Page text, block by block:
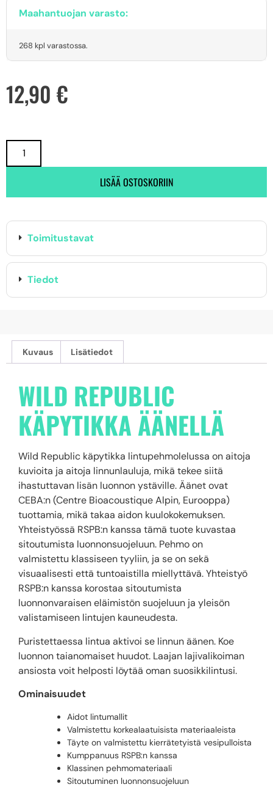
Maahantuojan varasto:
268 kpl varastossa.
12,90 €
LISÄÄ OSTOSKORIIN
Toimitustavat
Tiedot
Kuvaus Lisätiedot
WILD REPUBLIC
KÄPYTIKKA ÄÄNELLÄ
Wild Republic käpytikka lintupehmolelussa on aitoja
kuvioita ja aitoja linnunlauluja, mikä tekee siitä
ihastuttavan lisän luonnon ystäville. Äänet ovat
CEBA:n (Centre Bioacoustique Alpin, Eurooppa)
tuottamia, mikä takaa aidon kuulokokemuksen.
Yhteistyössä RSPB:n kanssa tämä tuote kuvastaa
sitoutumista luonnonsuojeluun. Pehmo on
valmistettu klassiseen tyyliin, ja se on sekä
visuaalisesti että tuntoaistilla miellyttävä. Yhteistyö
RSPB:n kanssa korostaa sitoutumista
luonnonvaraisen eläimistön suojeluun ja yleisön
valistamiseen lintujen kauneudesta.
Puristettaessa lintua aktivoi se linnun äänen. Koe
luonnon taianomaiset huudot. Laajan lajivalikoiman
ansiosta voit helposti löytää oman suosikkilintusi.
Ominaisuudet
Aidot lintumallit
Valmistettu korkealaatuisista materiaaleista
Täyte on valmistettu kierrätetyistä vesipulloista
Kumppanuus RSPB:n kanssa
Klassinen pehmomateriaali
Sitoutuminen luonnonsuojeluun